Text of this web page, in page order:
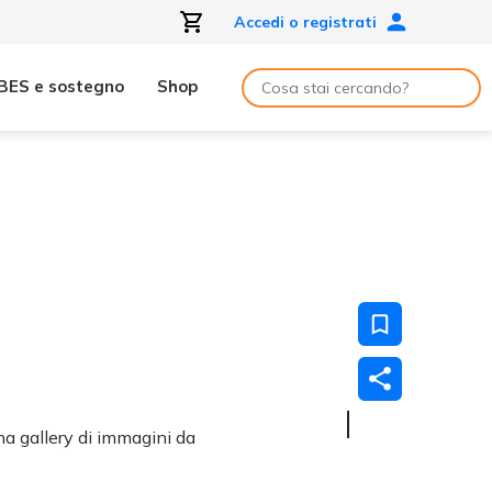
Accedi o registrati
e sostegno Shop
gallery di immagini da